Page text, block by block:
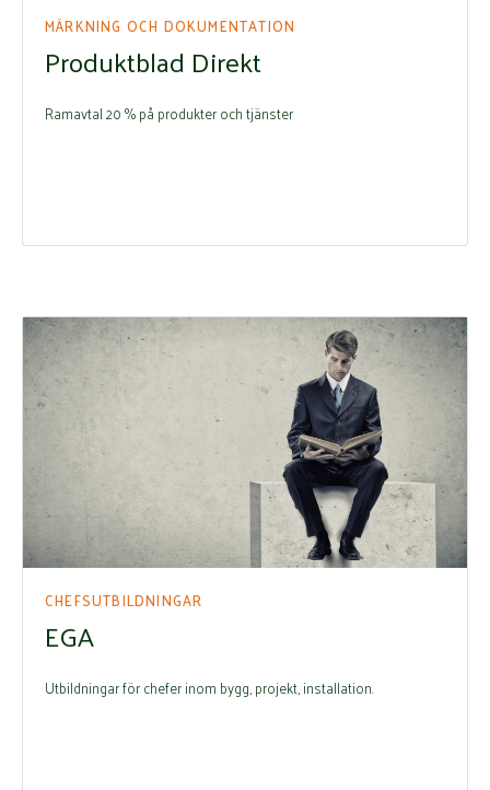
MÄRKNING OCH DOKUMENTATION
Produktblad Direkt
Ramavtal 20 % på produkter och tjänster
CHEFSUTBILDNINGAR
EGA
Utbildningar för chefer inom bygg, projekt, installation.